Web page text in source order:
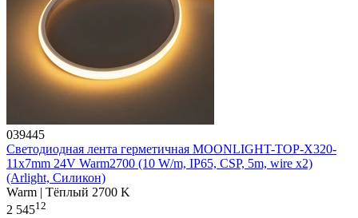
039445
Светодиодная лента герметичная MOONLIGHT-TOP-X320-
11x7mm 24V Warm2700 (10 W/m, IP65, CSP, 5m, wire x2)
(Arlight, Силикон)
Warm | Тёплый 2700 K
2 54512